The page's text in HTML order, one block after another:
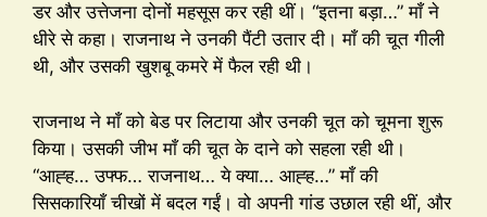
डर और उत्तेजना दोनों महसूस कर रही थीं। “इतना बड़ा…” माँ ने
धीरे से कहा। राजनाथ ने उनकी पैंटी उतार दी। माँ की चूत गीली
थी, और उसकी खुशबू कमरे में फैल रही थी।
राजनाथ ने माँ को बेड पर लिटाया और उनकी चूत को चूमना शुरू
किया। उसकी जीभ माँ की चूत के दाने को सहला रही थी।
“आह्ह… उफ्फ… राजनाथ… ये क्या… आह्ह…” माँ की
सिसकारियाँ चीखों में बदल गईं। वो अपनी गांड उछाल रही थीं, और